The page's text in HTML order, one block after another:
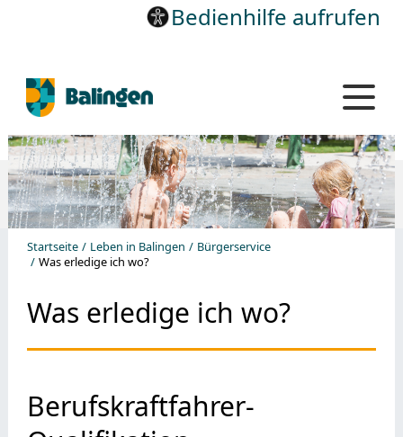
Bedienhilfe aufrufen
Startseite Leben in Balingen
Bürgerservice
Was erledige ich wo?
Was erledige ich wo?
Berufskraftfahrer-